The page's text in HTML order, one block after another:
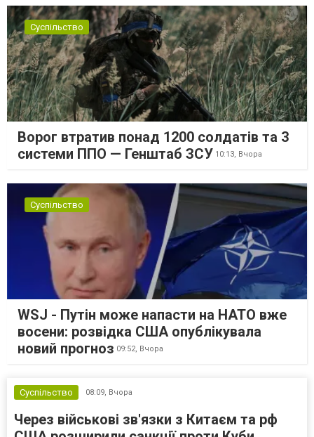
Суспільство
Ворог втратив понад 1200 солдатів та 3
системи ППО — Генштаб ЗСУ 10:13, Вчора
Суспільство
WSJ - Путін може напасти на НАТО вже
восени: розвідка США опублікувала
новий прогноз 09:52, Вчора
Суспільство 08:09, Вчора
Через військові зв'язки з Китаєм та рф